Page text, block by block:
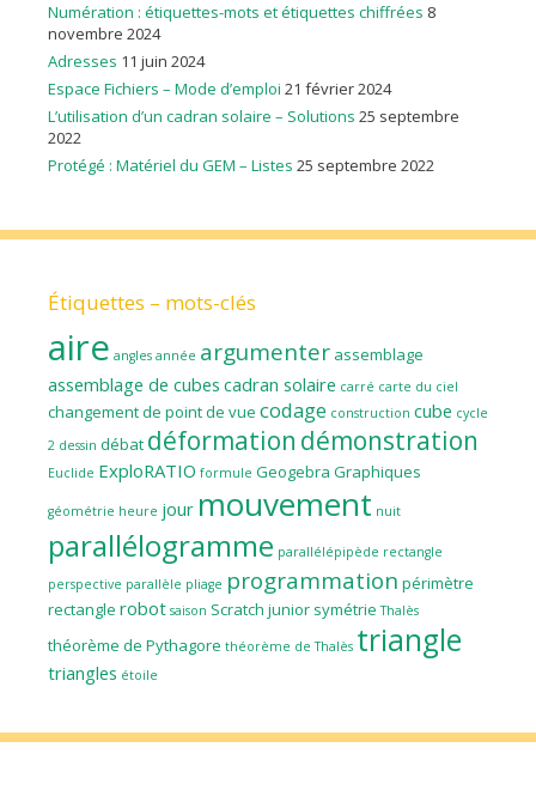
Numération : étiquettes-mots et étiquettes chiffrées 8
novembre 2024
Adresses 11 juin 2024
Espace Fichiers – Mode d’emploi 21 février 2024
L’utilisation d’un cadran solaire – Solutions 25 septembre
2022
Protégé : Matériel du GEM – Listes 25 septembre 2022
Étiquettes – mots-clés
aire angles année argumenter assemblage
assemblage de cubes cadran solaire carré carte du ciel
changement de point de vue codage construction cube cycle
2 dessin débat déformation démonstration
Euclide ExploRATIO formule Geogebra Graphiques
géométrie heure jour mouvement nuit
parallélogramme parallélépipède rectangle
perspective parallèle pliage programmation périmètre
rectangle robot saison Scratch junior symétrie Thalès
théorème de Pythagore théorème de Thalès triangle
triangles étoile